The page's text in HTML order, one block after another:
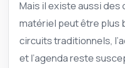
Mais il existe aussi
matériel peut être plus
circuits traditionnels,
et l’agenda reste